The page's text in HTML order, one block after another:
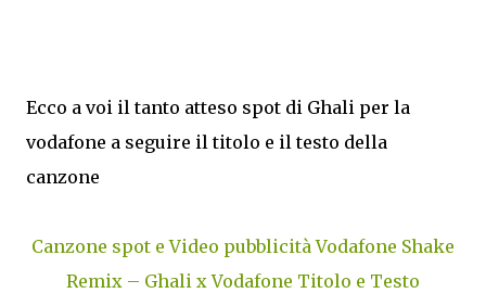
Ecco a voi il tanto atteso spot di Ghali per la
vodafone a seguire il titolo e il testo della
canzone
Canzone spot e Video pubblicità Vodafone Shake
Remix – Ghali x Vodafone Titolo e Testo